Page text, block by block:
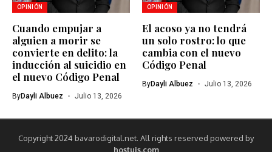
OPINIÓN
Cuando empujar a
alguien a morir se
convierte en delito: la
inducción al suicidio en
el nuevo Código Penal
ByDayli Albuez Julio 13, 2026
OPINIÓN
El acoso ya no tendrá
un solo rostro: lo que
cambia con el nuevo
Código Penal
ByDayli Albuez Julio 13, 2026
Copyright 2024 bavarodigital.net. All rights reserved powered by
hostuis.com